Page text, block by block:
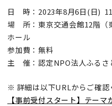
日 時：2023年8月6日(日)
場 所：東京交通会館12階（
ホール
参加費：無料
主 催：認定NPO法人ふるさ
※ 詳細は以下URLからご確
【事前受付スタート】テー